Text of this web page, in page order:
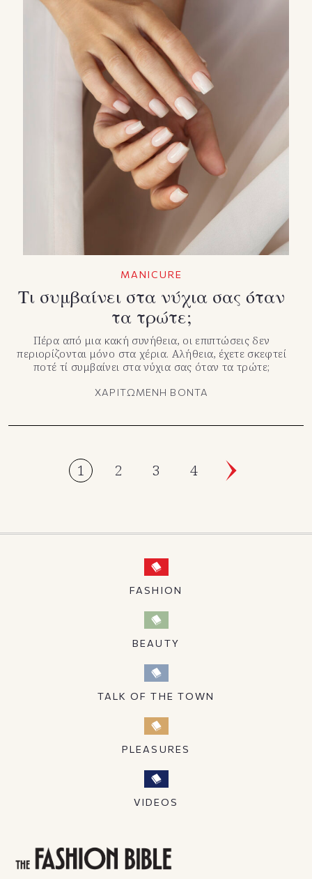
MANICURE
Τι συμβαίνει στα νύχια σας όταν
τα τρώτε;
Πέρα από μια κακή συνήθεια, οι επιπτώσεις δεν
περιορίζονται μόνο στα χέρια. Αλήθεια, έχετε σκεφτεί
ποτέ τί συμβαίνει στα νύχια σας όταν τα τρώτε;
ΧΑΡΙΤΩΜΕΝΗ ΒΟΝΤΑ
1 2 3 4
FASHION
BEAUTY
TALK OF THE TOWN
PLEASURES
VIDEOS